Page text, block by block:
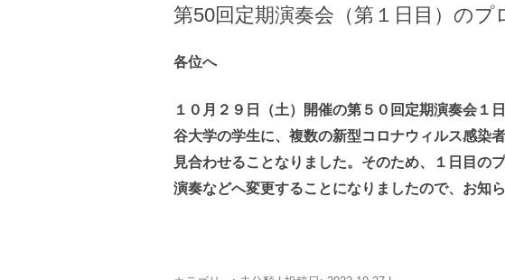
第50回定期演奏会（第１日目）の
各位へ
１０月２９日（土）開催の第５０回定期演奏会１
谷大学の学生に、複数の新型コロナウィルス感染
見合わせることなりました。そのため、１日目の
演奏などへ変更することになりましたので、お知ら
北海道大谷室蘭高